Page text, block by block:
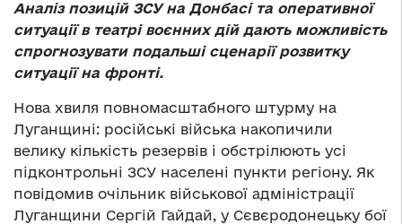
Аналіз позицій ЗСУ на Донбасі та оперативної
ситуації в театрі воєнних дій дають можливість
спрогнозувати подальші сценарії розвитку
ситуації на фронті.
Нова хвиля повномасштабного штурму на
Луганщині: російські війська накопичили
велику кількість резервів і обстрілюють усі
підконтрольні ЗСУ населені пункти регіону. Як
повідомив очільник військової адміністрації
Луганщини Сергій Гайдай, у Сєвєродонецьку бої